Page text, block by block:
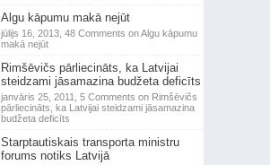
Algu kāpumu makā nejūt
jūlijs 16, 2013, 48 Comments on Algu kāpumu
makā nejūt
Rimšēvičs pārliecināts, ka Latvijai
steidzami jāsamazina budžeta deficīts
janvāris 25, 2011, 5 Comments on Rimšēvičs
pārliecināts, ka Latvijai steidzami jāsamazina
budžeta deficīts
Starptautiskais transporta ministru
forums notiks Latvijā